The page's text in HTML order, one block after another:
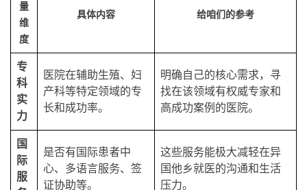
量
维
度
具体内容 给咱们的参考
专
科
实
力
医院在辅助生殖、妇
产科等特定领域的专
长和成功率。
明确自己的核心需求，寻
找在该领域有权威专家和
高成功案例的医院。
国
际
服
是否有国际患者中
心、多语言服务、签
证协助等。
这些服务能极大减轻在异
国他乡就医的沟通和生活
压力。